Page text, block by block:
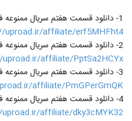
1- دانلود قسمت هفتم سریال ممنوعه فصل 2 کیفیت 480
uproad.ir/affiliate/erf5MHFht4
2- دانلود قسمت هفتم سریال ممنوعه فصل 2 کیفیت 720
affiliate/PptSa2HCYx
3- دانلود قسمت هفتم سریال ممنوعه فصل 2 کیفیت 1080
affiliate/PmGPerGmQK
4- دانلود قسمت هفتم سریال ممنوعه فصل 2 کیفیت 4K
affiliate/dky3cMYK32